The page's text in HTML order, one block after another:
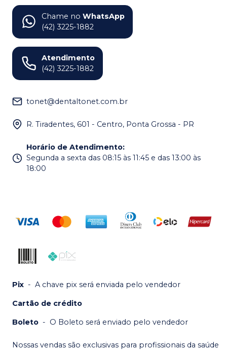
Chame no WhatsApp
(42) 3225-1882
Atendimento
(42) 3225-1882
tonet@dentaltonet.com.br
R. Tiradentes, 601 - Centro, Ponta Grossa - PR
Horário de Atendimento:
Segunda a sexta das 08:15 às 11:45 e das 13:00 às
18:00
Pix - A chave pix será enviada pelo vendedor
Cartão de crédito
Boleto - O Boleto será enviado pelo vendedor
Nossas vendas são exclusivas para profissionais da saúde